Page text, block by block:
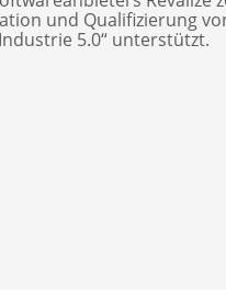
und Qualifizierung
5.0“ unterstützt.